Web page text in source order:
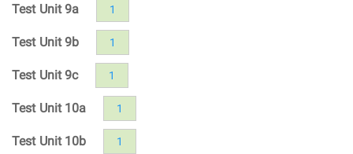
Test Unit 9a 1
Test Unit 9b 1
Test Unit 9c 1
Test Unit 10a 1
Test Unit 10b 1